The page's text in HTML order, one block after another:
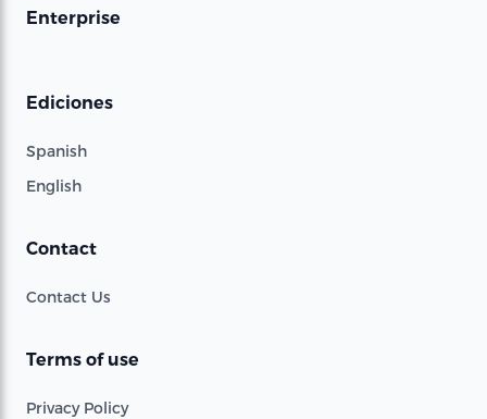
Enterprise
Ediciones
Spanish
English
Contact
Contact Us
Terms of use
Privacy Policy